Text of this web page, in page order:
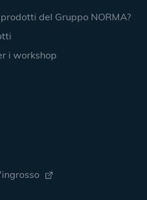
del Gruppo NORMA?
i workshop